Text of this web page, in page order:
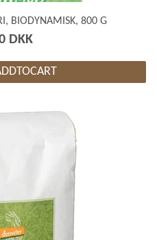
BIODYNAMISK, 800 G
DKK